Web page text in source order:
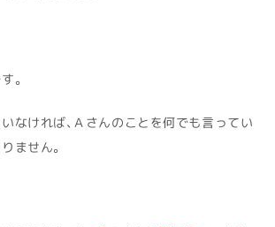
。
なければ、Ａさんのことを何でも言ってい
ません。